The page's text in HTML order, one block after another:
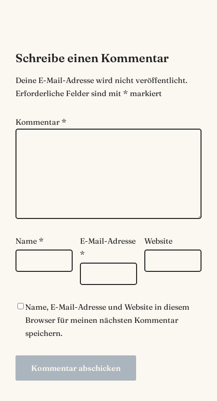
Schreibe einen Kommentar
Deine E-Mail-Adresse wird nicht veröffentlicht.
Erforderliche Felder sind mit * markiert
Kommentar *
Name *
E-Mail-Adresse
*
Website
Name, E-Mail-Adresse und Website in diesem
Browser für meinen nächsten Kommentar
speichern.